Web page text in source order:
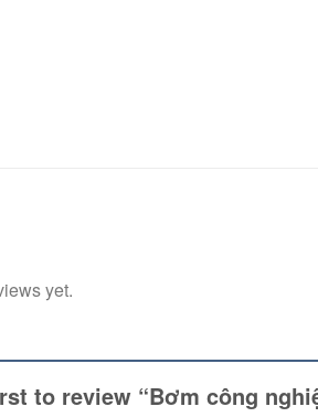
yet.
to review “Bơm công